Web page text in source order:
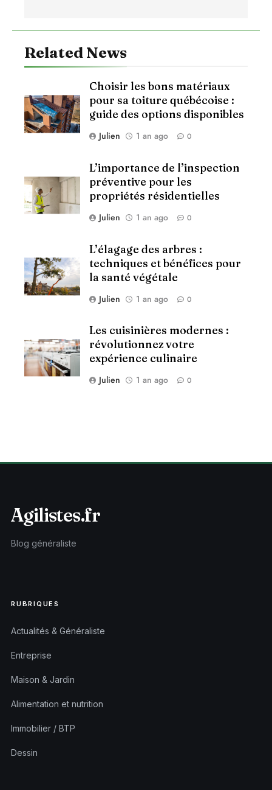
Related News
Choisir les bons matériaux
pour sa toiture québécoise :
guide des options disponibles
Julien 1 an ago 0
L’importance de l’inspection
préventive pour les
propriétés résidentielles
Julien 1 an ago 0
L’élagage des arbres :
techniques et bénéfices pour
la santé végétale
Julien 1 an ago 0
Les cuisinières modernes :
révolutionnez votre
expérience culinaire
Julien 1 an ago 0
Agilistes.fr
Blog généraliste
RUBRIQUES
Actualités & Généraliste
Entreprise
Maison & Jardin
Alimentation et nutrition
Immobilier / BTP
Dessin